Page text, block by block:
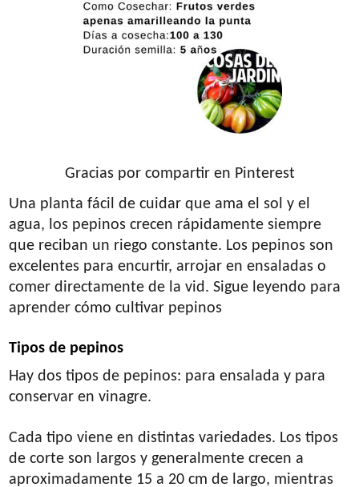
Gracias por compartir en Pinterest
Una planta fácil de cuidar que ama el sol y el
agua, los pepinos crecen rápidamente siempre
que reciban un riego constante. Los pepinos son
excelentes para encurtir, arrojar en ensaladas o
comer directamente de la vid. Sigue leyendo para
aprender cómo cultivar pepinos
Tipos de pepinos
Hay dos tipos de pepinos: para ensalada y para
conservar en vinagre.
Cada tipo viene en distintas variedades. Los tipos
de corte son largos y generalmente crecen a
aproximadamente 15 a 20 cm de largo, mientras